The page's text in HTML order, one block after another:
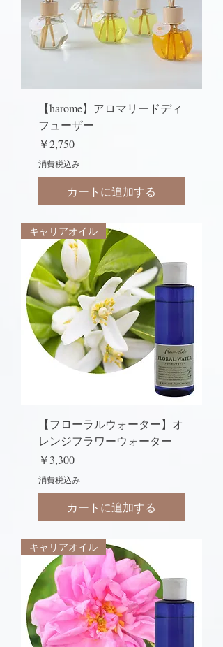
【harome】アロマリードディ
フューザー
価格
￥2,750
消費税込み
カートに追加する
キャリアオイル
【フローラルウォーター】オ
レンジフラワーウォーター
価格
￥3,300
消費税込み
カートに追加する
キャリアオイル